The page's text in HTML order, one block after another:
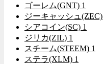
ゴーレム(GNT) 1
ジーキャッシュ(ZEC)
シアコイン(SC) 1
ジリカ(ZIL) 1
スチーム(STEEM) 1
ステラ(XLM) 1